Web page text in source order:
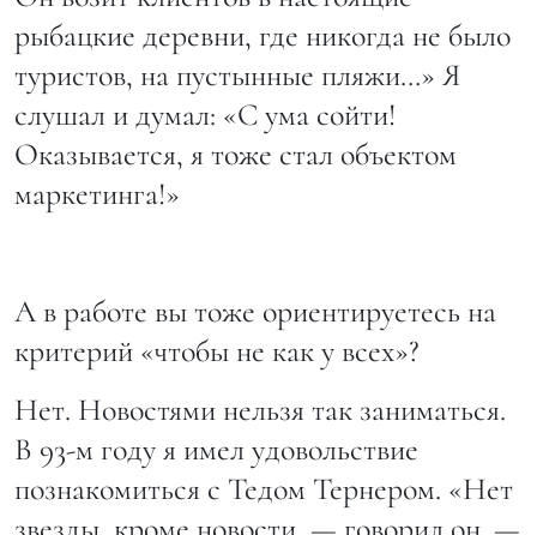
рыбацкие деревни, где никогда не было
туристов, на пустынные пляжи…» Я
слушал и думал: «С ума сойти!
Оказывается, я тоже стал объектом
маркетинга!»
А в работе вы тоже ориентируетесь на
критерий «чтобы не как у всех»?
Нет. Новостями нельзя так заниматься.
В 93-м году я имел удовольствие
познакомиться с Тедом Тернером. «Нет